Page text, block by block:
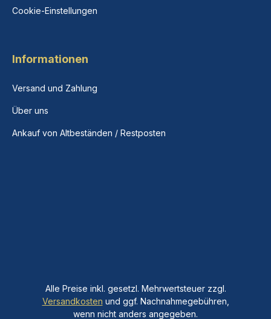
Cookie-Einstellungen
Informationen
Versand und Zahlung
Über uns
Ankauf von Altbeständen / Restposten
Alle Preise inkl. gesetzl. Mehrwertsteuer zzgl.
Versandkosten und ggf. Nachnahmegebühren,
wenn nicht anders angegeben.